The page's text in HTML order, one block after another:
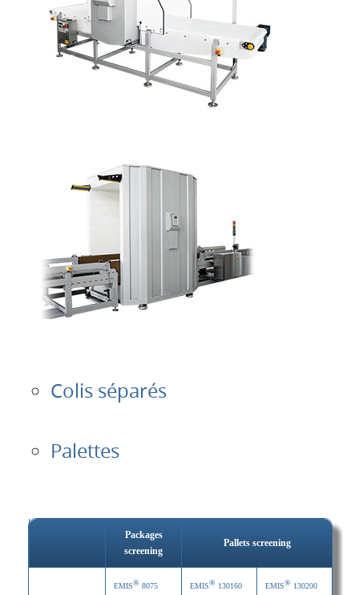
Colis séparés
Palettes
Packages
screening
Pallets screening
EMIS® 8075 EMIS® 130160 EMIS® 130200